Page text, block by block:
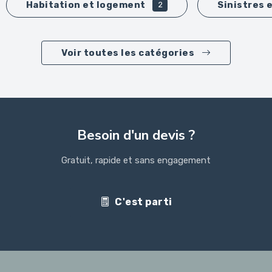
Habitation et logement 2 Sinistres
Voir toutes les catégories
Besoin d'un devis ?
Gratuit, rapide et sans engagement
C'est parti